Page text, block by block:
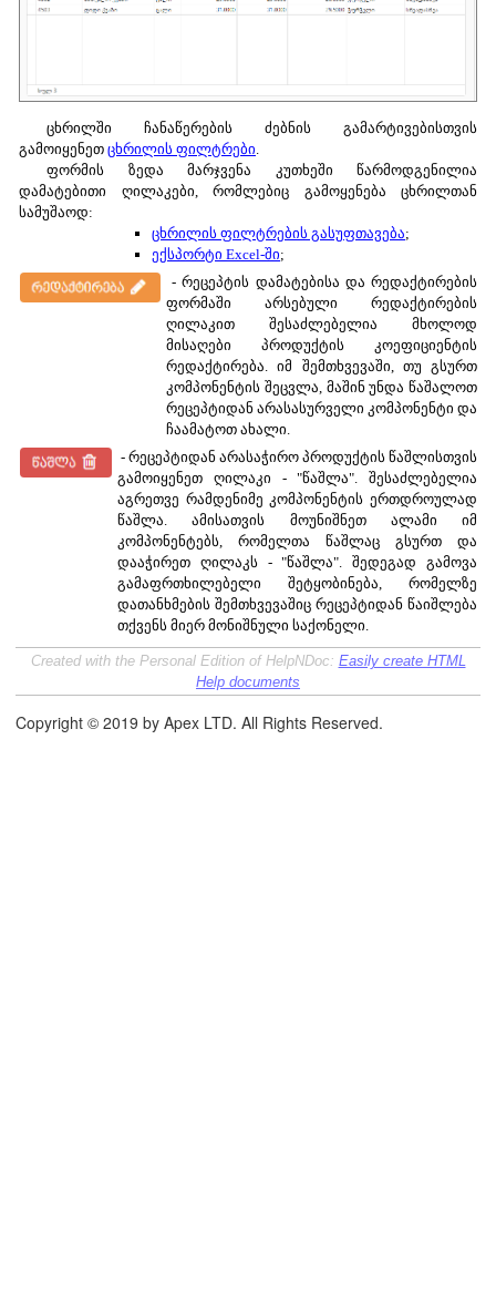
ცხრილში ჩანაწერების ძებნის გამარტივებისთვის
გამოიყენეთ ცხრილის ფილტრები.
ფორმის ზედა მარჯვენა კუთხეში წარმოდგენილია
დამატებითი ღილაკები, რომლებიც გამოყენება ცხრილთან
სამუშაოდ:
ცხრილის ფილტრების გასუფთავება;
ექსპორტი Excel-ში;
- რეცეპტის დამატებისა და რედაქტირების
ფორმაში არსებული რედაქტირების
ღილაკით შესაძლებელია მხოლოდ
მისაღები პროდუქტის კოეფიციენტის
რედაქტირება. იმ შემთხვევაში, თუ გსურთ
კომპონენტის შეცვლა, მაშინ უნდა წაშალოთ
რეცეპტიდან არასასურველი კომპონენტი და
ჩაამატოთ ახალი.
- რეცეპტიდან არასაჭირო პროდუქტის წაშლისთვის
გამოიყენეთ ღილაკი - "წაშლა". შესაძლებელია
აგრეთვე რამდენიმე კომპონენტის ერთდროულად
წაშლა. ამისათვის მოუნიშნეთ ალამი იმ
კომპონენტებს, რომელთა წაშლაც გსურთ და
დააჭირეთ ღილაკს - "წაშლა". შედეგად გამოვა
გამაფრთხილებელი შეტყობინება, რომელზე
დათანხმების შემთხვევაშიც რეცეპტიდან წაიშლება
თქვენს მიერ მონიშნული საქონელი.
Created with the Personal Edition of HelpNDoc: Easily create HTML
Help documents
Copyright © 2019 by Apex LTD. All Rights Reserved.